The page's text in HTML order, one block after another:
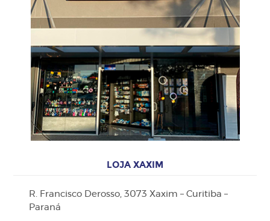
LOJA XAXIM
R. Francisco Derosso, 3073 Xaxim – Curitiba –
Paraná